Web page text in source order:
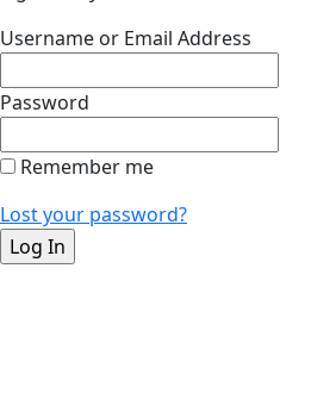
Username or Email Address
Password
Remember me
Lost your password?